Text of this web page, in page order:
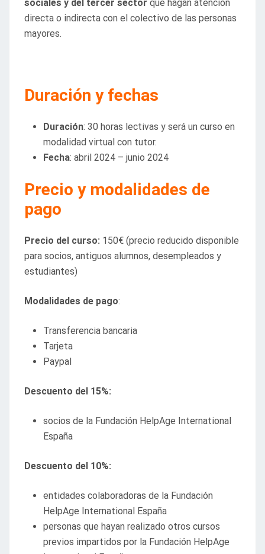
sociales y del tercer sector que hagan atención
directa o indirecta con el colectivo de las personas
mayores.
Duración y fechas
Duración: 30 horas lectivas y será un curso en
modalidad virtual con tutor.
Fecha: abril 2024 – junio 2024
Precio y modalidades de
pago
Precio del curso: 150€ (precio reducido disponible
para socios, antiguos alumnos, desempleados y
estudiantes)
Modalidades de pago:
Transferencia bancaria
Tarjeta
Paypal
Descuento del 15%:
socios de la Fundación HelpAge International
España
Descuento del 10%:
entidades colaboradoras de la Fundación
HelpAge International España
personas que hayan realizado otros cursos
previos impartidos por la Fundación HelpAge